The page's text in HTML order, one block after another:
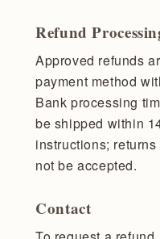
Refund
Approved refunds
payment method
Bank processing
be shipped within
instructions;
not be accepted.
Contact